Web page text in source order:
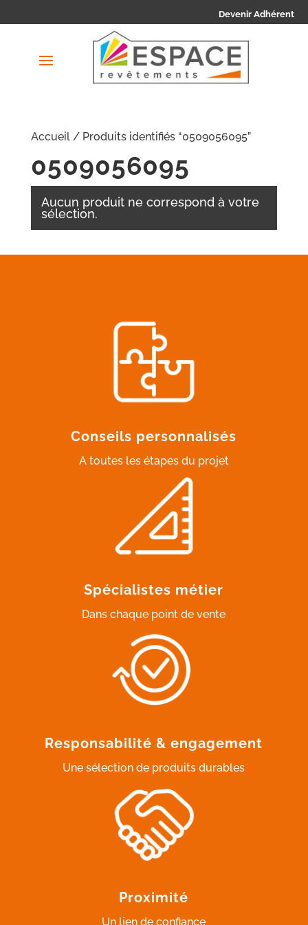
Devenir Adhérent
Accueil/ Produits identifiés “0509056095”
0509056095
Aucun produit ne correspond à votre
sélection.
Conseils personnalisés
A toutes les étapes du projet
Spécialistes métier
Dans chaque point de vente
Responsabilité & engagement
Une sélection de produits durables
Proximité
Un lien de confiance